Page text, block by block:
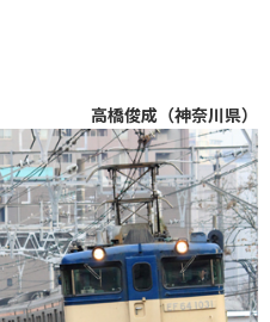
高橋俊成（神奈川県）